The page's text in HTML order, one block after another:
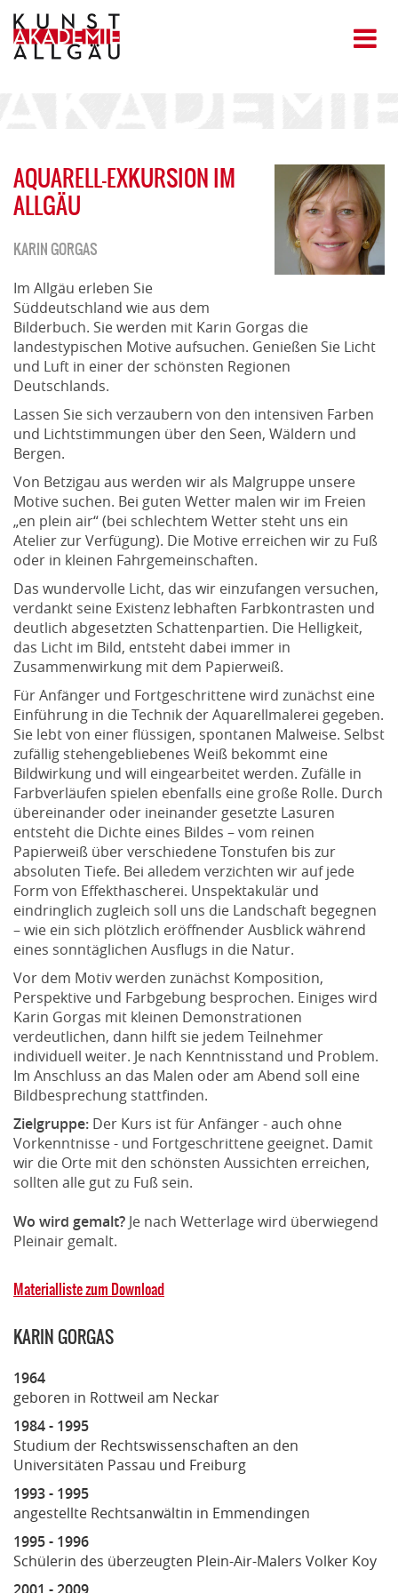
AQUARELL-EXKURSION IM
ALLGÄU
KARIN GORGAS
Im Allgäu erleben Sie
Süddeutschland wie aus dem
Bilderbuch. Sie werden mit Karin Gorgas die
landestypischen Motive aufsuchen. Genießen Sie Licht
und Luft in einer der schönsten Regionen
Deutschlands.
Lassen Sie sich verzaubern von den intensiven Farben
und Lichtstimmungen über den Seen, Wäldern und
Bergen.
Von Betzigau aus werden wir als Malgruppe unsere
Motive suchen. Bei guten Wetter malen wir im Freien
„en plein air“ (bei schlechtem Wetter steht uns ein
Atelier zur Verfügung). Die Motive erreichen wir zu Fuß
oder in kleinen Fahrgemeinschaften.
Das wundervolle Licht, das wir einzufangen versuchen,
verdankt seine Existenz lebhaften Farbkontrasten und
deutlich abgesetzten Schattenpartien. Die Helligkeit,
das Licht im Bild, entsteht dabei immer in
Zusammenwirkung mit dem Papierweiß.
Für Anfänger und Fortgeschrittene wird zunächst eine
Einführung in die Technik der Aquarellmalerei gegeben.
Sie lebt von einer flüssigen, spontanen Malweise. Selbst
zufällig stehengebliebenes Weiß bekommt eine
Bildwirkung und will eingearbeitet werden. Zufälle in
Farbverläufen spielen ebenfalls eine große Rolle. Durch
übereinander oder ineinander gesetzte Lasuren
entsteht die Dichte eines Bildes – vom reinen
Papierweiß über verschiedene Tonstufen bis zur
absoluten Tiefe. Bei alledem verzichten wir auf jede
Form von Effekthascherei. Unspektakulär und
eindringlich zugleich soll uns die Landschaft begegnen
– wie ein sich plötzlich eröffnender Ausblick während
eines sonntäglichen Ausflugs in die Natur.
Vor dem Motiv werden zunächst Komposition,
Perspektive und Farbgebung besprochen. Einiges wird
Karin Gorgas mit kleinen Demonstrationen
verdeutlichen, dann hilft sie jedem Teilnehmer
individuell weiter. Je nach Kenntnisstand und Problem.
Im Anschluss an das Malen oder am Abend soll eine
Bildbesprechung stattfinden.
Zielgruppe: Der Kurs ist für Anfänger - auch ohne
Vorkenntnisse - und Fortgeschrittene geeignet. Damit
wir die Orte mit den schönsten Aussichten erreichen,
sollten alle gut zu Fuß sein.
Wo wird gemalt? Je nach Wetterlage wird überwiegend
Pleinair gemalt.
Materialliste zum Download
KARIN GORGAS
1964
geboren in Rottweil am Neckar
1984 - 1995
Studium der Rechtswissenschaften an den
Universitäten Passau und Freiburg
1993 - 1995
angestellte Rechtsanwältin in Emmendingen
1995 - 1996
Schülerin des überzeugten Plein-Air-Malers Volker Koy